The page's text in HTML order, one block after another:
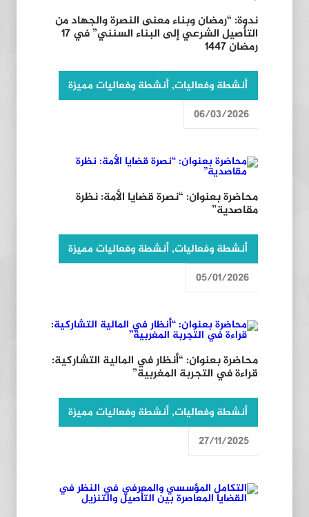
ندوة: “رمضان وبناء معنى النصرة والجهاد من
التأصيل الشرعي إلى البناء السنني” في 17
رمضان 1447
أنشطة وفعاليات,أنشطة وفعاليات مميزة
06/03/2026
محاضرة بعنوان: “نصرة قضايا الأمة: نظرة
مقاصدية”
أنشطة وفعاليات,أنشطة وفعاليات مميزة
05/01/2026
محاضرة بعنوان: “أنظار في المالية التشاركية:
قراءة في التجربة المغربية”
أنشطة وفعاليات,أنشطة وفعاليات مميزة
27/11/2025